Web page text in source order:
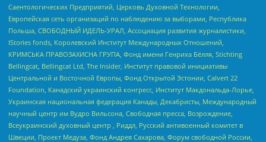
Саентологических Предприятий, Церковь Духовной Технологии,
Европейская сеть организаций по наблюдению за выборами, Республика
Польша, СВОБОДНЫЙ ИДЕЛЬ-УРАЛ, Ассоциация развития журналистики,
IStories fonds, Королевский Институт Международных Отношений,
КРИМСЬКА ПРАВОЗАХИСНА ГРУПА, Фонд имени Генриха Бёлля, Stichting
Bellingcat, Bellingcat Ltd, The Insider, Институт правовой инициативы
Центральной и Восточной Европы, Фонд Открытой Эстонии, Calvert 22
Foundation, Канадский украинский конгресс, Институт Макдональда-Лорье,
Украинская национальная федерация Канады, Декабристы, Международный
научный центр им Вудро Вильсона, Свободная пресса, Возрождение,
Всеукраинский духовный центр , Риддл, Русский антивоенный комитет в
Швеции, Проект Медуза, Фонд Андрея Сахарова, Форум свободной России,